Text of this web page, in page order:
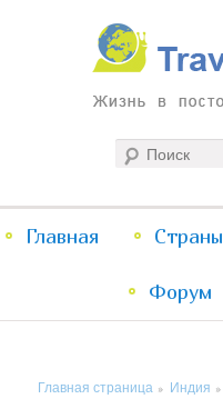
Traveliving
Жизнь в постоянном путешествии
менюГлавная Страны
Форум
Главная страница » Индия »